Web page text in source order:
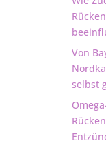
Von
selbst